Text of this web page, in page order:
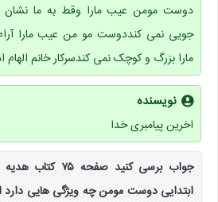
دوست مومن عیب مارا وقط به ما
جویی نمی کنددوست مو من عیب مارا
مارا بزرگ و کوچک نمی کندسرکار خانم الهام
نویسنده
اخرین پیامبری خدا
جواب برسی کنید
ابتدایی دوست مومن چه ویژگی هایی